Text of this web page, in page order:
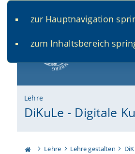
zur Hauptnavigation
zum Inhaltsbereich
Lehre
DiKuLe - Digitale
Lehre Lehre gestalten